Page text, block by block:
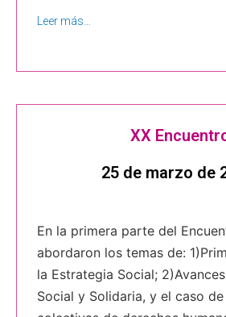
Leer más…
XX
25 de marzo de
En la primera parte del
abordaron los temas de:
la Estrategia Social;
Social y Solidaria, y el caso